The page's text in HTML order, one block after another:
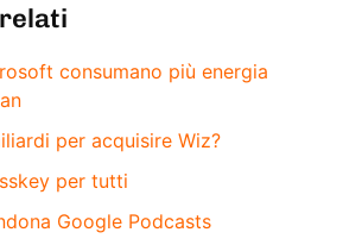
consumano più energia
per acquisire Wiz?
per tutti
Google Podcasts